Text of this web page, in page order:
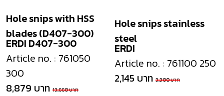
ERDI D407-300
Hole snips with HSS
blades (D407-300)
Article no. : 761050
300
8,879 บาท 13,660 บาท
ERDI
Hole snips stainless
steel
Article no. : 761100 250
2,145 บาท 3,300 บาท